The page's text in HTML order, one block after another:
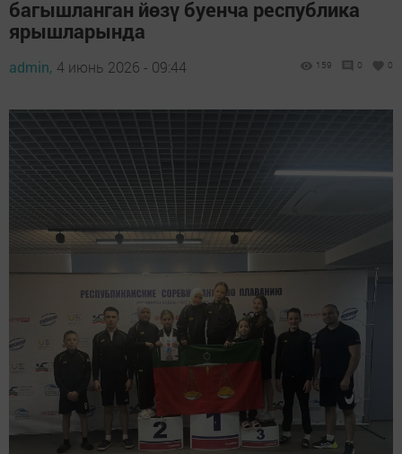
багышланган йөзү буенча республика
ярышларында
admin, 4 июнь 2026 - 09:44 159 0 0